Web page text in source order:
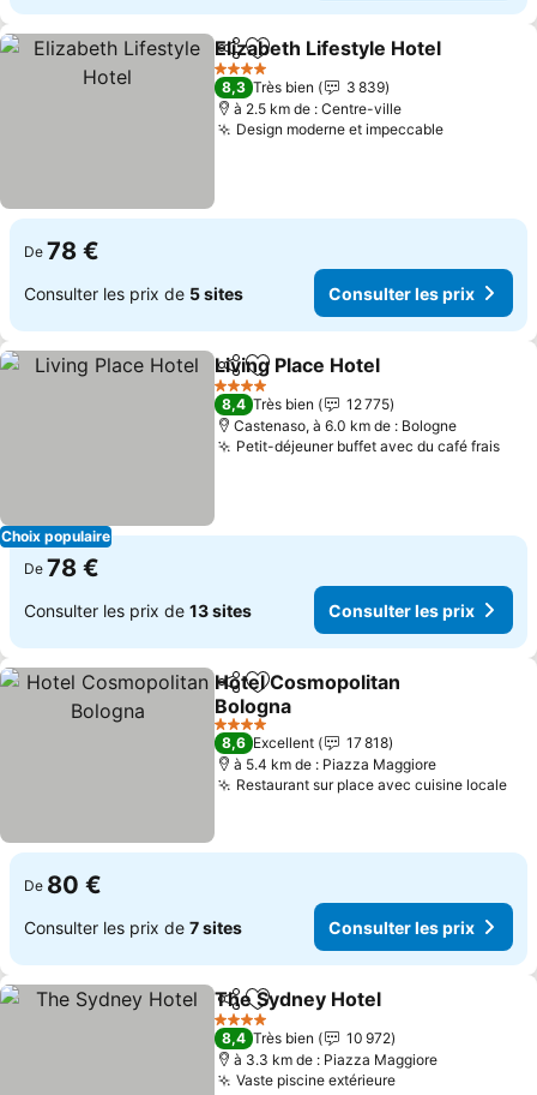
PartagerAjouter à mes favoris
Elizabeth Lifestyle Hotel
4 Étoiles
8,3 Très bien
3 839
à 2.5 km de : Centre-ville
Design moderne et impeccableConsulter
De 78 €
Consulter les prix de 5 sites Consulter les prix
Choix populaire
PartagerAjouter à mes favoris
Living Place Hotel
4 Étoiles
8,4 Très bien
12 775
Castenaso, à 6.0 km de : Bologne
Petit-déjeuner buffet avec du café frais
De 78 €
Consulter les prix de 13 sites Consulter les prix
PartagerAjouter à mes favoris
Hotel Cosmopolitan
Bologna
Consulter les prix
4 Étoiles
8,6 Excellent
17 818
à 5.4 km de : Piazza Maggiore
Restaurant sur place avec cuisine locale
De 80 €
Consulter les prix de 7 sites Consulter les prix
PartagerAjouter à mes favoris
The Sydney Hotel
4 Étoiles
8,4 Très bien
10 972
à 3.3 km de : Piazza Maggiore
Vaste piscine extérieureConsulter les